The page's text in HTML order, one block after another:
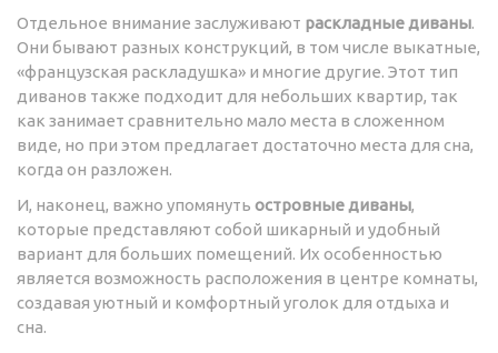
Отдельное внимание заслуживают раскладные диваны.
Они бывают разных конструкций, в том числе выкатные,
«французская раскладушка» и многие другие. Этот тип
диванов также подходит для небольших квартир, так
как занимает сравнительно мало места в сложенном
виде, но при этом предлагает достаточно места для сна,
когда он разложен.
И, наконец, важно упомянуть островные диваны,
которые представляют собой шикарный и удобный
вариант для больших помещений. Их особенностью
является возможность расположения в центре комнаты,
создавая уютный и комфортный уголок для отдыха и
сна.